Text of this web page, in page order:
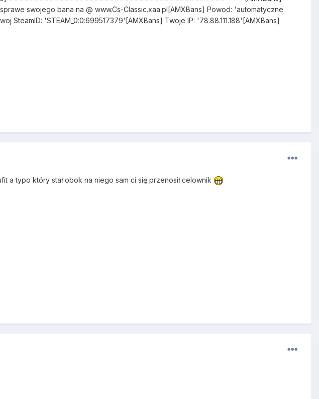
swojego bana na @ www.Cs-Classic.xaa.pl[AMXBans] Powod: 'automatyczne
SteamID: 'STEAM_0:0:699517379'[AMXBans] Twoje IP: '78.88.111.188'[AMXBans]
a typo który stał obok na niego sam ci się przenosił celownik